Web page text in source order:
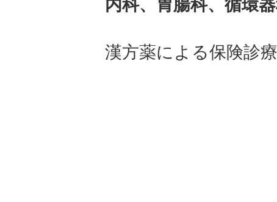
内科、胃腸科、循環
漢方薬による保険診